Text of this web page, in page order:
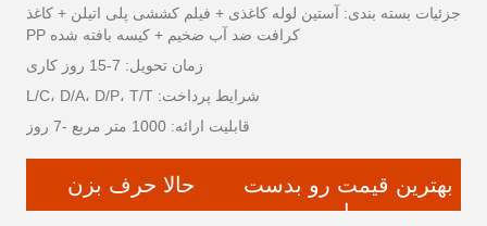
جزئیات بسته بندی: آستین لوله کاغذی + فیلم کششی پلی اتیلن + کاغذ
کرافت ضد آب ضخیم + کیسه بافته شده PP
زمان تحویل: 7-15 روز کاری
شرایط پرداخت: L/C، D/A، D/P، T/T
قابلیت ارائه: 1000 متر مربع -7 روز
بهترین قیمت رو بدست
بیار
حالا حرف بزن